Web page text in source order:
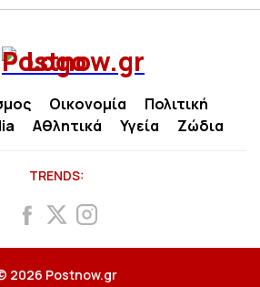
Οικονομία
Πολιτική
Αθλητικά Υγεία Ζώδια
TRENDS:
2026 Postnow.gr